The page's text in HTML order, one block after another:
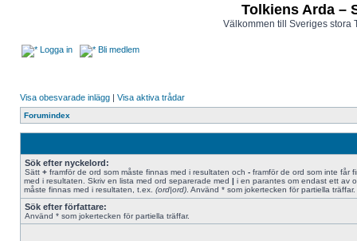
Tolkiens Arda –
Välkommen till Sveriges stora
Logga in Bli medlem
Visa obesvarade inlägg | Visa aktiva trådar
Forumindex
Sök efter nyckelord:
Sätt + framför de ord som måste finnas med i resultaten och - framför de ord som inte får
med i resultaten. Skriv en lista med ord separerade med | i en parantes om endast ett av
måste finnas med i resultaten, t.ex. (ord|ord) . Använd * som jokertecken för partiella träffar.
Sök efter författare:
Använd * som jokertecken för partiella träffar.